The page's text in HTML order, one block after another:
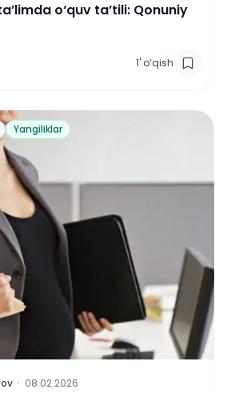
o‘quv ta’tili: Qonuniy
1' o‘qish
Yangiliklar
· 08.02.2026